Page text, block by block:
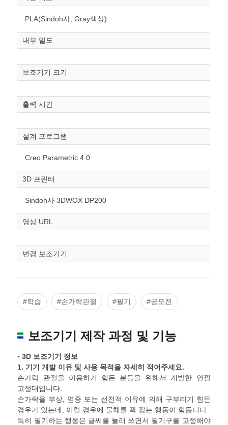
원하는 치수 입력 후 “스케일
조정“ 버튼을 눌러주세요.
너비
mm
높이
mm
mm
스케일
STL다운로드
PLA(Sindoh사, Gray색상)
내부 밀도
보조기기 크기
출력 시간
설계 프로그램
Creo Parametric 4.0
3D 프린터
Sindoh사 3DWOX DP200
영상 URL
변경 보조기기
#학습 #손가락관절 #필기 #공모전
보조기기 제작 과정 및 기능
▪ 3D 보조기기 정보
1. 기기 개발 이유 및 사용 목적을 자세히 적어주세요.
손가락 관절을 이용하기 힘든 분들을 위해서 개발한 연필
고정대입니다.
손가락을 부상, 염증 또는 선천적 이유에 의해 구부리기 힘든
경우가 있는데, 이럴 경우에 물체를 꽉 잡는 행동이 힘듭니다.
특히 필기하는 행동은 글씨를 눌러 쓰면서 필기구를 고정해야